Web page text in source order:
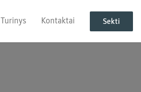
Turinys Kontaktai Sekti